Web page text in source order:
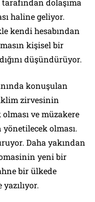
dolaşıma
haline geliyor.
kendi hesabından
kişisel bir
düşündürüyor.
konuşulan
zirvesinin
olması ve müzakere
olması.
Daha yakından
yeni bir
bir ülkede